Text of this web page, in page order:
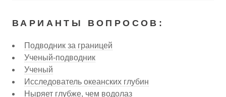
ВАРИАНТЫ ВОПРОСОВ:
Подводник за границей
Ученый-подводник
Ученый
Исследователь океанских глубин
Ныряет глубже, чем водолаз